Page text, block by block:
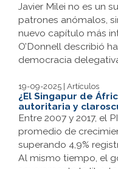
Javier Milei no es un
patrones anómalos,
nuevo capítulo más
O’Donnell describió
democracia
19-09-2025 | Artículos
¿El Singapur de
autoritaria y
Entre 2007 y 2017, el
promedio de
superando 4,9%
Al mismo tiempo, el